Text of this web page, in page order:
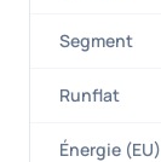
Segment
Runflat
Énergie (EU)